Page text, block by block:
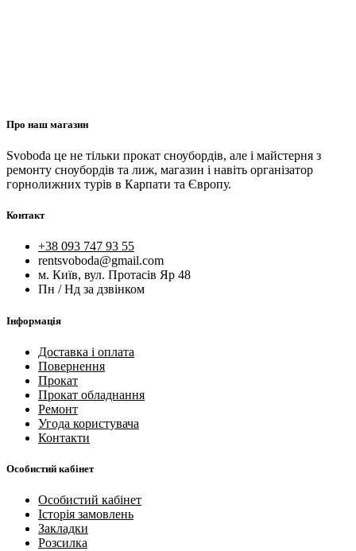
Про наш магазин
Svoboda це не тільки прокат сноубордів, але і майстерня з
ремонту сноубордів та лиж, магазин і навіть організатор
горнолижних турів в Карпати та Європу.
Контакт
+38 093 747 93 55
rentsvoboda@gmail.com
м. Київ, вул. Протасів Яр 48
Пн / Нд за дзвінком
Інформація
Доставка і оплата
Повернення
Прокат
Прокат обладнання
Ремонт
Угода користувача
Контакти
Особистий кабінет
Особистий кабінет
Історія замовлень
Закладки
Розсилка